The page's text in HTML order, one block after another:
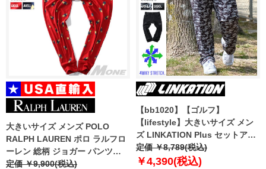
大きいサイズ メンズ POLO
RALPH LAUREN ポロ ラルフロ
ーレン 総柄 ジョガー パンツ
USA直輸入 pk08hr
定価 ￥9,900(税込)
【bb1020】【ゴルフ】
【lifestyle】大きいサイズ メン
ズ LINKATION Plus セットアッ
プ 4WAY ストレッチ パンツ スリ
ムフィット アスレジャー スポー
定価 ￥8,789(税込)
￥4,390(税込)